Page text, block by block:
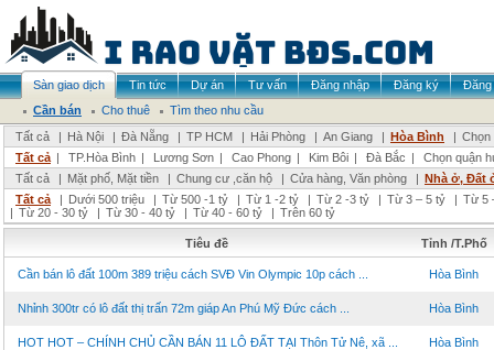
Sàn giao dịch Tin tức Dự án Tư vấn Đăng nhập Đăng ký
Đăng
Cần bán
Cho thuê
Tìm theo nhu cầu
Tất cả
| Hà Nội | Đà Nẵng | TP HCM | Hải Phòng | An Giang | Hòa Bình | Chọn
Tất cả | TP.Hòa Bình | Lương Sơn | Cao Phong | Kim Bôi | Đà Bắc |
Chọn quận
Tất cả
| Mặt phố, Mặt tiền | Chung cư ,căn hộ | Cửa hàng, Văn phòng | Nhà ở, Đất
Tất cả
| Dưới 500 triệu | Từ 500 -1 tỷ | Từ 1 -2 tỷ | Từ 2 -3 tỷ | Từ 3 – 5 tỷ | Từ 5
| Từ 20 - 30 tỷ | Từ 30 - 40 tỷ | Từ 40 - 60 tỷ | Trên 60 tỷ
Tiêu đề Tỉnh /T.Phố
Cần bán lô đất 100m 389 triệu cách SVĐ Vin Olympic 10p cách ... Hòa Bình
Nhỉnh 300tr có lô đất thị trấn 72m giáp An Phú Mỹ Đức cách ... Hòa Bình
HOT HOT – CHÍNH CHỦ CẦN BÁN 11 LÔ ĐẤT TẠI Thôn Tử Nê, xã ... Hòa Bình